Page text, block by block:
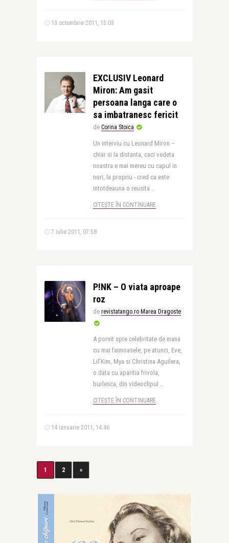
13 octombrie 2011, 15:03
EXCLUSIV Leonard
Miron: Am gasit
persoana langa care o
sa imbatranesc fericit
de Corina Stoica
Un interviu cu Leonard Miron –
chiar si la distanta, caci vedeta
noastra e mai mereu cu capul in
nori, la propriu - cred ca este
intotdeauna o reusita ..
CITEȘTE ÎN CONTINUARE
7 iulie 2011, 07:58
P!NK – O viata aproape
roz
de revistatango.ro Marea Dragoste
A pornit spre celebritate de mana
cu mai faimoasele, pe atunci, Eve,
Lil’Kim, Mya si Christina Aguilera,
o data cu aparitia frivola,
burlesca, din videoclipul ..
CITEȘTE ÎN CONTINUARE
14 ianuarie 2011, 14:46
1 2 »